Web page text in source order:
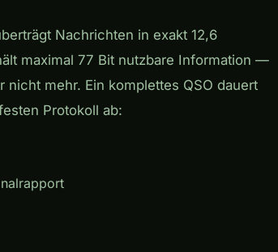
Nachrichten in exakt 12,6
maximal 77 Bit nutzbare Information —
mehr. Ein komplettes QSO dauert
Protokoll ab: